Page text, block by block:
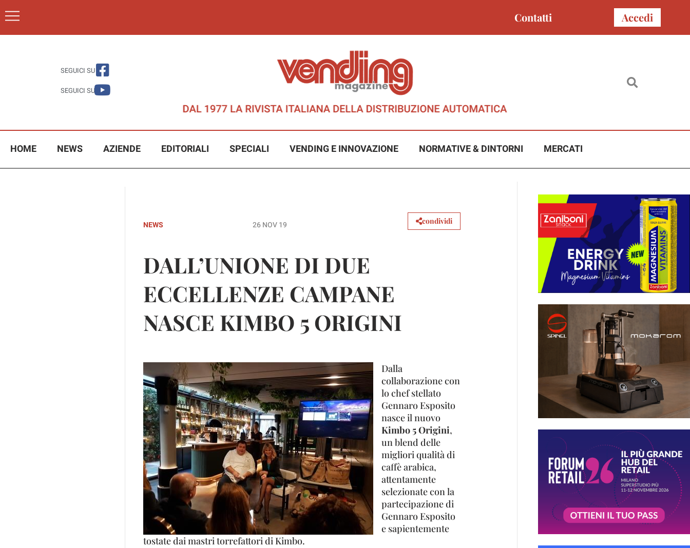
Contatti Accedi
SEGUICI SU
SEGUICI SU
HOME NEWS AZIENDE EDITORIALI SPECIALI VENDING E INNOVAZIONE NORMATIVE & DINTORNI MERCATI
NEWS 26 NOV 19 condividi
DALL’UNIONE DI DUE
ECCELLENZE CAMPANE
NASCE KIMBO 5 ORIGINI
Dalla
collaborazione con
lo chef stellato
Gennaro Esposito
nasce il nuovo
Kimbo 5 Origini,
un blend delle
migliori qualità di
caffè arabica,
attentamente
selezionate con la
partecipazione di
Gennaro Esposito
e sapientemente
tostate dai mastri torrefattori di Kimbo.